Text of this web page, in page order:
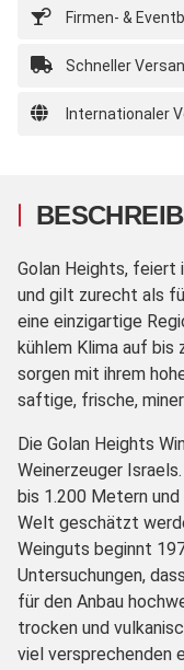
Firmen- &
Schneller
Internationaler
Golan Heights, feiert
und gilt zurecht als
eine einzigartige
kühlem Klima auf bis
sorgen mit ihrem
saftige, frische,
Die Golan Heights
Weinerzeuger
bis 1.200 Metern
Welt geschätzt
Weinguts beginnt
Untersuchungen,
für den Anbau
trocken und
viel versprechenden